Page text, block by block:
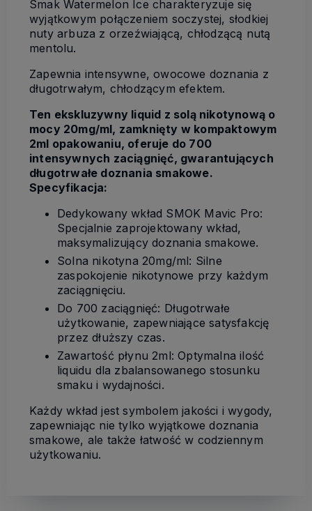
Smak Watermelon Ice charakteryzuje się
wyjątkowym połączeniem soczystej, słodkiej
nuty arbuza z orzeźwiającą, chłodzącą nutą
mentolu.
Zapewnia intensywne, owocowe doznania z
długotrwałym, chłodzącym efektem.
Ten ekskluzywny liquid z solą nikotynową o
mocy 20mg/ml, zamknięty w kompaktowym
2ml opakowaniu, oferuje do 700
intensywnych zaciągnięć, gwarantujących
długotrwałe doznania smakowe.
Specyfikacja:
Dedykowany wkład SMOK Mavic Pro:
Specjalnie zaprojektowany wkład,
maksymalizujący doznania smakowe.
Solna nikotyna 20mg/ml: Silne
zaspokojenie nikotynowe przy każdym
zaciągnięciu.
Do 700 zaciągnięć: Długotrwałe
użytkowanie, zapewniające satysfakcję
przez dłuższy czas.
Zawartość płynu 2ml: Optymalna ilość
liquidu dla zbalansowanego stosunku
smaku i wydajności.
Każdy wkład jest symbolem jakości i wygody,
zapewniając nie tylko wyjątkowe doznania
smakowe, ale także łatwość w codziennym
użytkowaniu.